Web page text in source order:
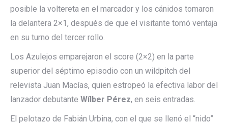
posible la voltereta en el marcador y los cánidos tomaron
la delantera 2×1, después de que el visitante tomó ventaja
en su turno del tercer rollo.
Los Azulejos emparejaron el score (2×2) en la parte
superior del séptimo episodio con un wildpitch del
relevista Juan Macías, quien estropeó la efectiva labor del
lanzador debutante Wílber Pérez, en seis entradas.
El pelotazo de Fabián Urbina, con el que se llenó el “nido”